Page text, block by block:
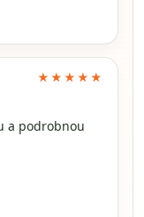
★★★★★
a podrobnou